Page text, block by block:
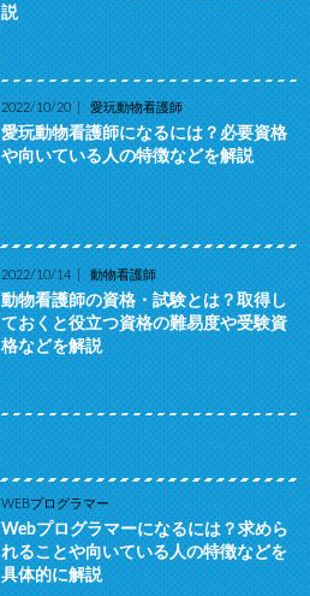
説
2022/10/20 愛玩動物看護師
愛玩動物看護師になるには？必要資格
や向いている人の特徴などを解説
2022/10/14 動物看護師
動物看護師の資格・試験とは？取得し
ておくと役立つ資格の難易度や受験資
格などを解説
WEBプログラマー
Webプログラマーになるには？求めら
れることや向いている人の特徴などを
具体的に解説